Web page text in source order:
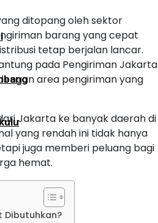
ditopang oleh sektor
barang yang cepat
tetap berjalan lancar.
pada Pengiriman Jakarta
area pengiriman yang
Jakarta ke banyak daerah di
yang rendah ini tidak hanya
juga memberi peluang bagi
hemat.
Dibutuhkan?